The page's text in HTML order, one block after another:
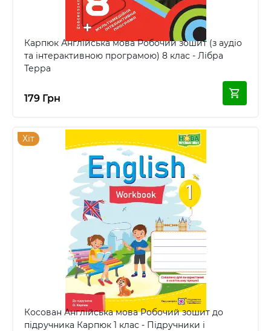
Карпюк Англійська мова Робочий зошит (з аудіо
та інтерактивною програмою) 8 клас - Лібра
Терра
179 Грн
Хіт
Косован Англійська мова Робочий зошит до
підручника Карпюк 1 клас - Підручники і